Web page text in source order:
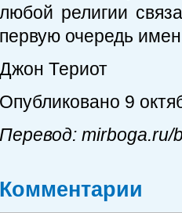
любой религии
первую очередь
Джон Териот
Опубликовано 9
Перевод: mirboga.ru/
Комментарии